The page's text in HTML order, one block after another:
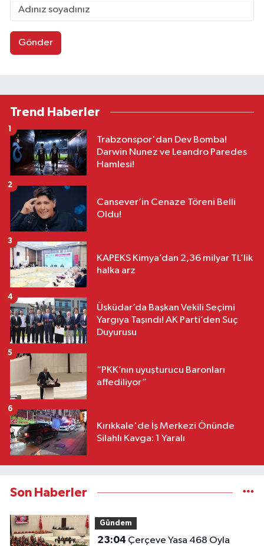
Gönder
Trend Haberler
Trabzonspor'dan Dev Bomba!
Darwin Nunez ve Leandro Paredes
Hamlesi!
1
Cansever’in Cenaze Töreni Belli
Oldu!
2
KAPEKS Kimya’dan 2,36 milyar TL’lik
halka arz
3
Üsküdar’da Başkan Vekili Seçimi
Yargıya Taşındı! AK Parti’den Suç
Duyurusu
4
“PKK’nın uyuşturucu Baronları
affediliyor”
5
Kırıkkale'de İş Merkezi Önünde
Silahlı Kavga: 1 Yaralı
6
Son Haberler
Gündem
23:04